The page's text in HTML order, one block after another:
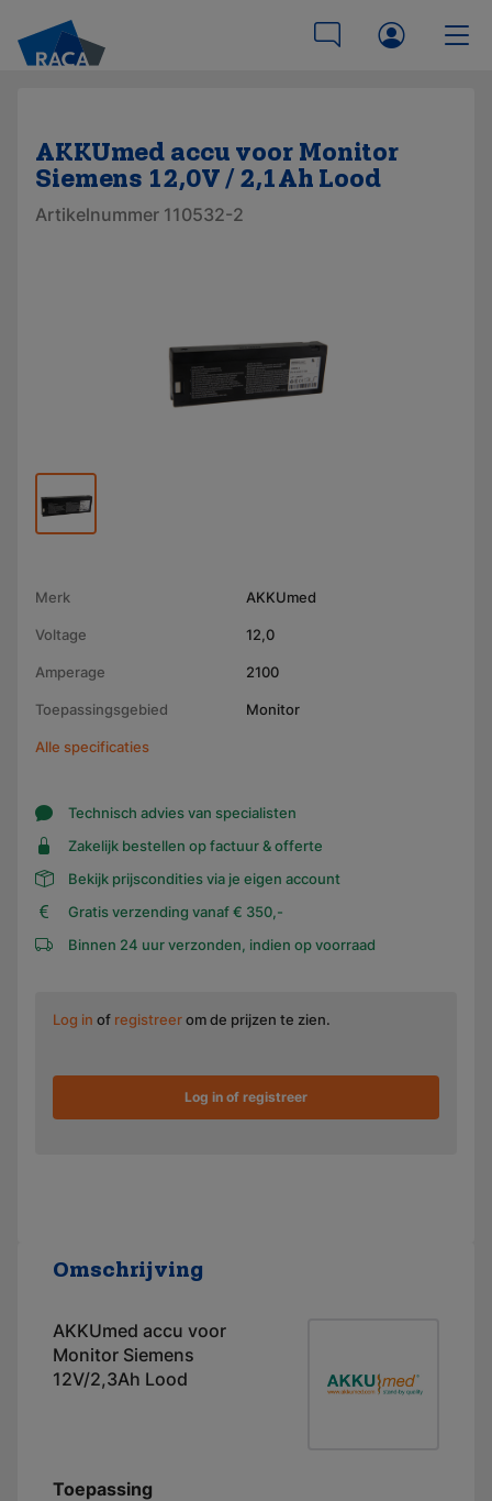
AKKUmed accu voor Monitor
Siemens 12,0V / 2,1Ah Lood
Artikelnummer 110532-2
Merk AKKUmed
Voltage 12,0
Amperage 2100
Toepassingsgebied Monitor
Alle specificaties
Technisch advies van specialisten
Zakelijk bestellen op factuur & offerte
Bekijk prijscondities via je eigen account
Gratis verzending vanaf € 350,-
Binnen 24 uur verzonden, indien op voorraad
Log in of registreerom de prijzen te zien.
Log in of registreer
Omschrijving
AKKUmed accu voor
Monitor Siemens
12V/2,3Ah Lood
Toepassing